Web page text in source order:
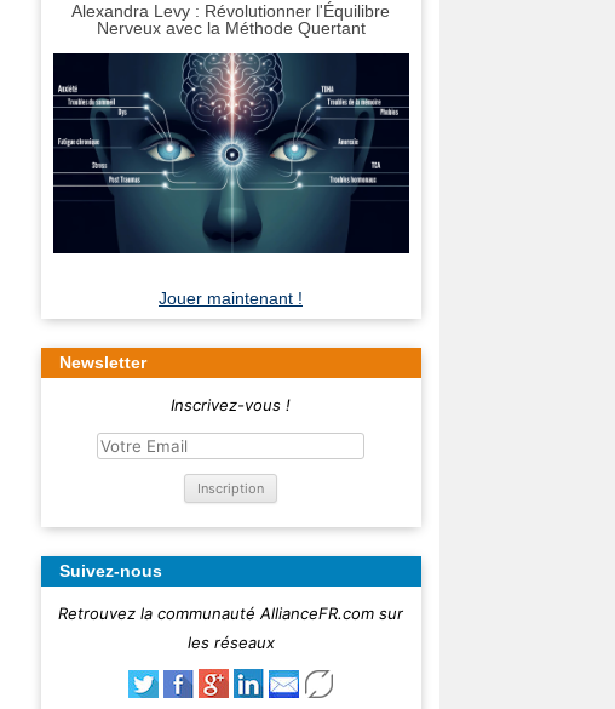
Alexandra Levy : Révolutionner l'Équilibre
Nerveux avec la Méthode Quertant
Jouer maintenant !
Newsletter
Inscrivez-vous !
Suivez-nous
Retrouvez la communauté AllianceFR.com sur
les réseaux